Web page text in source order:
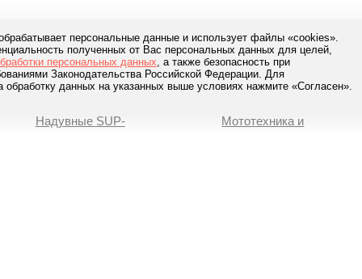
персональные данные и использует файлы «cookies».
полученных от Вас персональных данных для целей,
персональных данных, а также безопасность при
Законодательства Российской Федерации. Для
обработку данных на указанных выше условиях нажмите «Согласен».
8-800-777-84-76
Звонки по России Заказать звонок
Надувные SUP-
Мототехника и